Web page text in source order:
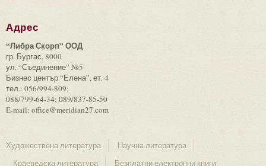
Адрес
“Либра Скорп” ООД
гр. Бургас, 8000
ул. “Съединение” №5
Бизнес център “Елена”, ет. 4
тел.: 056/994-809;
088/799-64-34; 089/837-85-50
E-mail: office@meridian27.com
Художествена литература
Научна литература
Краеведска литература
Безплатни електронни книги